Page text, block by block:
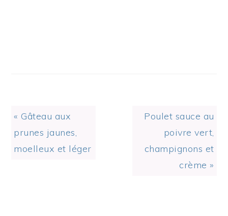
Previous
Post:
« Gâteau aux
prunes jaunes,
moelleux et léger
Next
Post:
Poulet sauce au
poivre vert,
champignons et
crème »